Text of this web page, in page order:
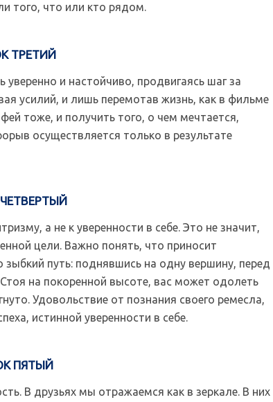
того, что или кто рядом.
ТРЕТИЙ
и настойчиво, продвигаясь шаг за
усилий, и лишь перемотав жизнь, как в фильме
тоже, и получить того, о чем мечтается,
осуществляется только в результате
а не к уверенности в себе. Это не значит,
цели. Важно понять, что приносит
путь: поднявшись на одну вершину, перед
на покоренной высоте, вас может одолеть
Удовольствие от познания своего ремесла,
истинной уверенности в себе.
ПЯТЫЙ
В друзьях мы отражаемся как в зеркале. В них